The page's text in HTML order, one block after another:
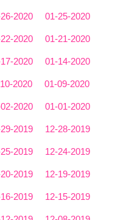
2020 01-25-2020
2020 01-21-2020
2020 01-14-2020
2020 01-09-2020
2020 01-01-2020
2019 12-28-2019
2019 12-24-2019
2019 12-19-2019
2019 12-15-2019